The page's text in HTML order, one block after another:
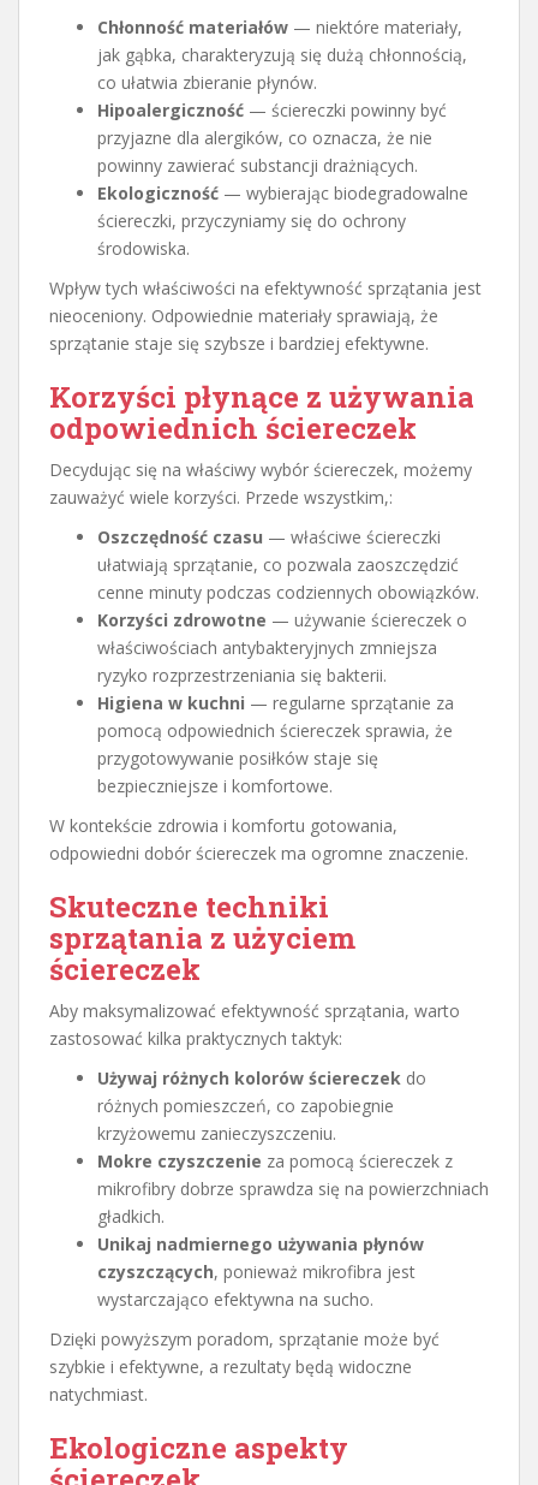
Chłonność materiałów — niektóre materiały,
jak gąbka, charakteryzują się dużą chłonnością,
co ułatwia zbieranie płynów.
Hipoalergiczność — ściereczki powinny być
przyjazne dla alergików, co oznacza, że nie
powinny zawierać substancji drażniących.
Ekologiczność — wybierając biodegradowalne
ściereczki, przyczyniamy się do ochrony
środowiska.
Wpływ tych właściwości na efektywność sprzątania jest
nieoceniony. Odpowiednie materiały sprawiają, że
sprzątanie staje się szybsze i bardziej efektywne.
Korzyści płynące z używania
odpowiednich ściereczek
Decydując się na właściwy wybór ściereczek, możemy
zauważyć wiele korzyści. Przede wszystkim,:
Oszczędność czasu — właściwe ściereczki
ułatwiają sprzątanie, co pozwala zaoszczędzić
cenne minuty podczas codziennych obowiązków.
Korzyści zdrowotne — używanie ściereczek o
właściwościach antybakteryjnych zmniejsza
ryzyko rozprzestrzeniania się bakterii.
Higiena w kuchni — regularne sprzątanie za
pomocą odpowiednich ściereczek sprawia, że
przygotowywanie posiłków staje się
bezpieczniejsze i komfortowe.
W kontekście zdrowia i komfortu gotowania,
odpowiedni dobór ściereczek ma ogromne znaczenie.
Skuteczne techniki
sprzątania z użyciem
ściereczek
Aby maksymalizować efektywność sprzątania, warto
zastosować kilka praktycznych taktyk:
Używaj różnych kolorów ściereczek do
różnych pomieszczeń, co zapobiegnie
krzyżowemu zanieczyszczeniu.
Mokre czyszczenie za pomocą ściereczek z
mikrofibry dobrze sprawdza się na powierzchniach
gładkich.
Unikaj nadmiernego używania płynów
czyszczących, ponieważ mikrofibra jest
wystarczająco efektywna na sucho.
Dzięki powyższym poradom, sprzątanie może być
szybkie i efektywne, a rezultaty będą widoczne
natychmiast.
Ekologiczne aspekty